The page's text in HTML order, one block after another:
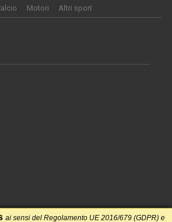
Motori Altri sport
ai sensi del Regolamento UE 2016/679 (GDPR) e